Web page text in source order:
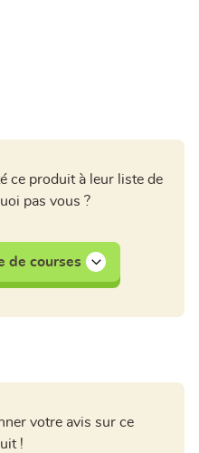
ce produit à leur liste de
pas vous ?
de courses
votre avis sur ce
!